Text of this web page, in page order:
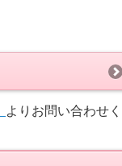
よりお問い合わせく